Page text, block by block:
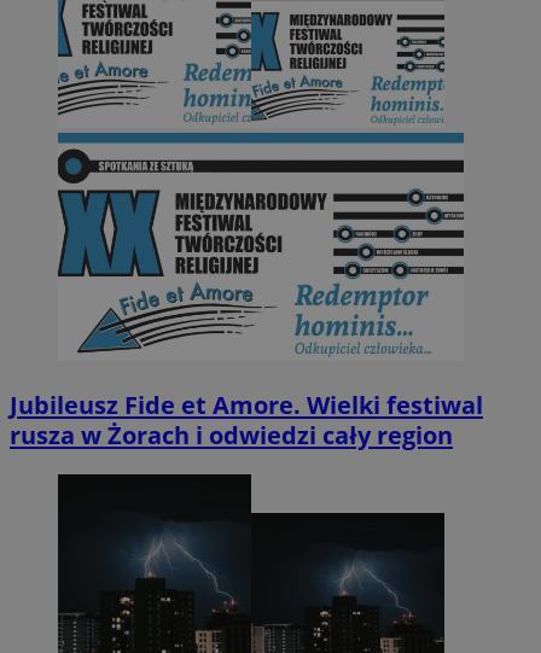
Jubileusz Fide et Amore. Wielki festiwal
rusza w Żorach i odwiedzi cały region